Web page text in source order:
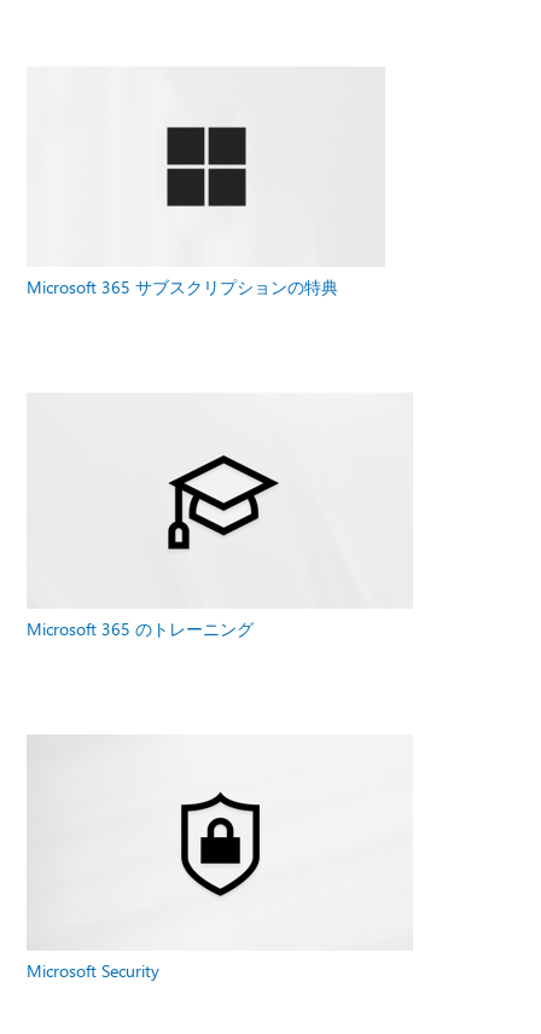
Microsoft 365 サブスクリプションの特典
Microsoft 365 のトレーニング
Microsoft Security